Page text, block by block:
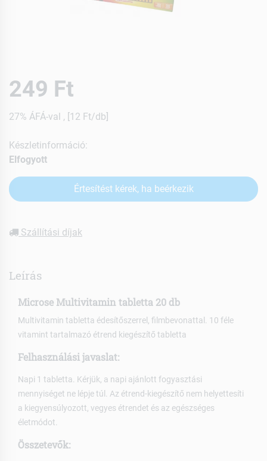
249 Ft
27% ÁFÁ-val , [12 Ft/db]
Készletinformáció:
Elfogyott
Értesítést kérek, ha beérkezik
Szállítási díjak
Leírás
Microse Multivitamin tabletta 20 db
Multivitamin tabletta édesítőszerrel, filmbevonattal. 10 féle
vitamint tartalmazó étrend kiegészítő tabletta
Felhasználási javaslat:
Napi 1 tabletta. Kérjük, a napi ajánlott fogyasztási
mennyiséget ne lépje túl. Az étrend-kiegészítő nem helyettesíti
a kiegyensúlyozott, vegyes étrendet és az egészséges
életmódot.
Összetevők: